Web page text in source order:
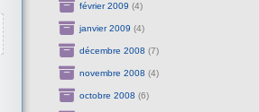
février 2009 (4)
janvier 2009 (4)
décembre 2008 (7)
novembre 2008 (4)
octobre 2008 (6)